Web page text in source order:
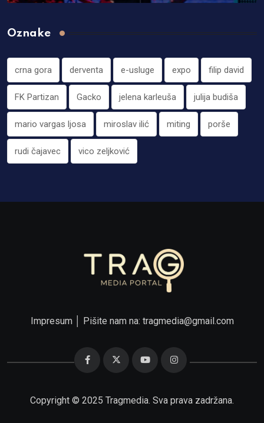
Oznake
crna gora derventa e-usluge expo filip david
FK Partizan Gacko jelena karleuša julija budiša
mario vargas ljosa miroslav ilić miting porše
rudi čajavec vico zeljković
Impresum│ Pišite nam na: tragmedia@gmail.com
Copyright © 2025 Tragmedia. Sva prava zadržana.